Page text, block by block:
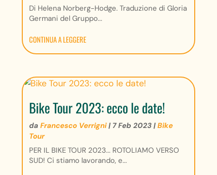
Di Helena Norberg-Hodge. Traduzione di Gloria
Germani del Gruppo...
CONTINUA A LEGGERE
Bike Tour 2023: ecco le date!
da Francesco Verrigni| 7 Feb 2023|Bike
Tour
PER IL BIKE TOUR 2023... ROTOLIAMO VERSO
SUD! Ci stiamo lavorando, e...